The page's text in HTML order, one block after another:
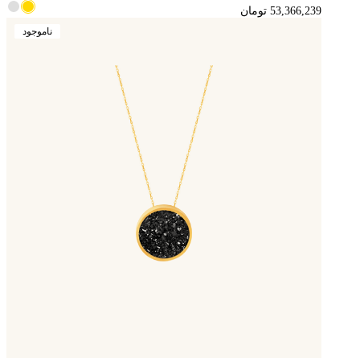
53,366,239 تومان
ناموجود